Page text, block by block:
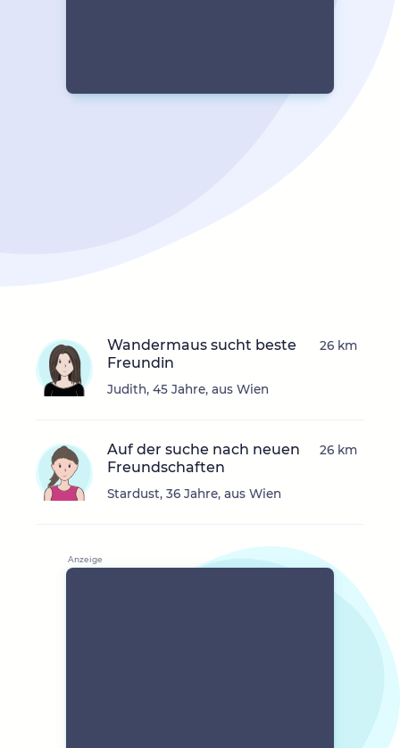
Wandermaus sucht beste
Freundin
Judith, 45 Jahre, aus Wien
26 km
Auf der suche nach neuen
Freundschaften
Stardust, 36 Jahre, aus Wien
26 km